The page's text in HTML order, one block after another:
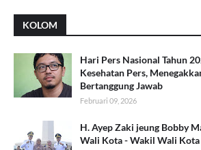
KOLOM
Hari Pers Nasional Tahun
Kesehatan Pers,
Bertanggung Jawab
Februari 09, 2026
H. Ayep Zaki jeung Bobby
Wali Kota - Wakil Wali Kota